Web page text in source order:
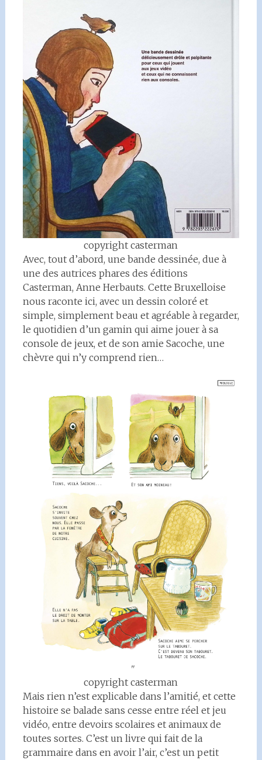
copyright casterman
Avec, tout d’abord, une bande dessinée, due à
une des autrices phares des éditions
Casterman, Anne Herbauts. Cette Bruxelloise
nous raconte ici, avec un dessin coloré et
simple, simplement beau et agréable à regarder,
le quotidien d’un gamin qui aime jouer à sa
console de jeux, et de son amie Sacoche, une
chèvre qui n’y comprend rien…
copyright casterman
Mais rien n’est explicable dans l’amitié, et cette
histoire se balade sans cesse entre réel et jeu
vidéo, entre devoirs scolaires et animaux de
toutes sortes. C’est un livre qui fait de la
grammaire dans en avoir l’air, c’est un petit